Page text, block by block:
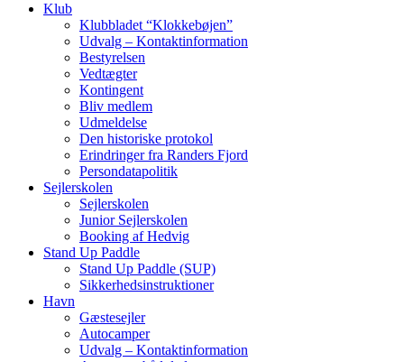
Klub
Klubbladet “Klokkebøjen”
Udvalg – Kontaktinformation
Bestyrelsen
Vedtægter
Kontingent
Bliv medlem
Udmeldelse
Den historiske protokol
Erindringer fra Randers Fjord
Persondatapolitik
Sejlerskolen
Sejlerskolen
Junior Sejlerskolen
Booking af Hedvig
Stand Up Paddle
Stand Up Paddle (SUP)
Sikkerhedsinstruktioner
Havn
Gæstesejler
Autocamper
Udvalg – Kontaktinformation